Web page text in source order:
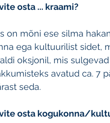
osta ... kraami?
on mõni ese silma
ega kultuurilist sidet,
oksjonil, mis
avatud ca. 7
seda.
osta kogukonna/